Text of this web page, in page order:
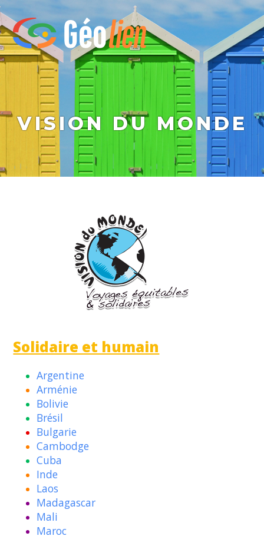
VISION DU MONDE
Solidaire et humain
Argentine
Arménie
Bolivie
Brésil
Bulgarie
Cambodge
Cuba
Inde
Laos
Madagascar
Mali
Maroc